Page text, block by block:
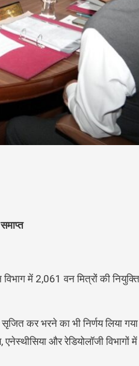
में 2,061 वन मित्रों की
सृजित कर भरने का भी निर्णय लिया
और रेडियोलॉजी